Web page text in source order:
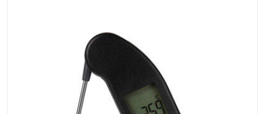
Bageriplåtar & bakformar
Stickvagnar & transport